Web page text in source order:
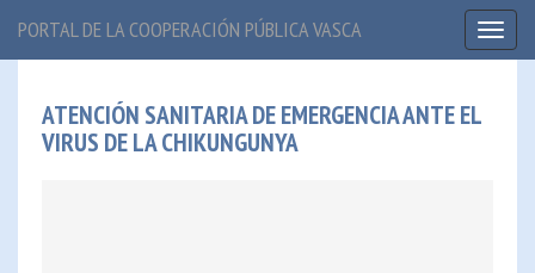
PORTAL DE LA COOPERACIÓN PÚBLICA VASCA
ATENCIÓN SANITARIA DE EMERGENCIA ANTE EL
VIRUS DE LA CHIKUNGUNYA